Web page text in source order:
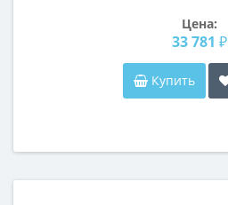
Цена:
33 781 ₽
Купить